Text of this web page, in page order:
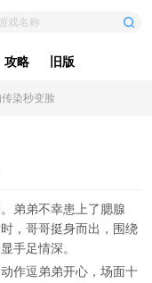
戏名称
攻略 旧版
染秒变脸
弟弟不幸患上了腮腺
，哥哥挺身而出，围绕
手足情深。
作逗弟弟开心，场面十